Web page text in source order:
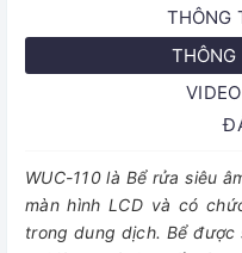
THÔNG
THÔNG
WUC-110 là Bể rửa siêu
màn hình LCD và có
trong dung dịch. Bể